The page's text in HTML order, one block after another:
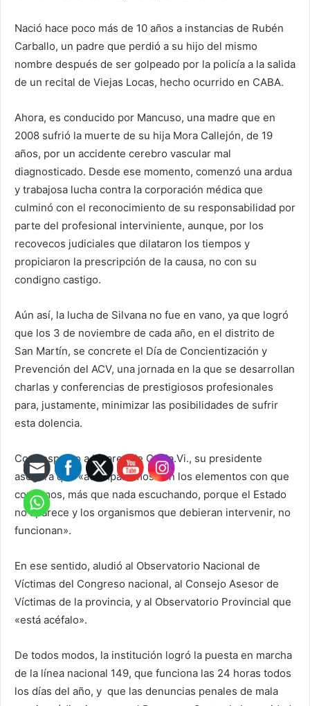
Nació hace poco más de 10 años a instancias de Rubén
Carballo, un padre que perdió a su hijo del mismo
nombre después de ser golpeado por la policía a la salida
de un recital de Viejas Locas, hecho ocurrido en CABA.
Ahora, es conducido por Mancuso, una madre que en
2008 sufrió la muerte de su hija Mora Callejón, de 19
años, por un accidente cerebro vascular mal
diagnosticado. Desde ese momento, comenzó una ardua
y trabajosa lucha contra la corporación médica que
culminó con el reconocimiento de su responsabilidad por
parte del profesional interviniente, aunque, por los
recovecos judiciales que dilataron los tiempos y
propiciaron la prescripción de la causa, no con su
condigno castigo.
Aún así, la lucha de Silvana no fue en vano, ya que logró
que los 3 de noviembre de cada año, en el distrito de
San Martín, se concrete el Día de Concientización y
Prevención del ACV, una jornada en la que se desarrollan
charlas y conferencias de prestigiosos profesionales
para, justamente, minimizar las posibilidades de sufrir
esta dolencia.
Con respecto a la tarea de Ca.Fa.Vi., su presidente
asegura que «acompañamos con los elementos con que
contamos, más que nada escuchando, porque el Estado
no aparece y los organismos que debieran intervenir, no
funcionan».
En ese sentido, aludió al Observatorio Nacional de
Víctimas del Congreso nacional, al Consejo Asesor de
Víctimas de la provincia, y al Observatorio Provincial que
«está acéfalo».
De todos modos, la institución logró la puesta en marcha
de la línea nacional 149, que funciona las 24 horas todos
los días del año, y que las denuncias penales de mala